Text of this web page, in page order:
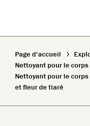
Page d'accueil
Nettoyant pour le corps
Nettoyant pour le corps
et fleur de tiaré